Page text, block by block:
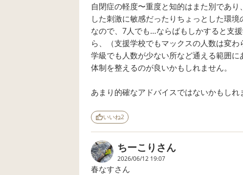
今後の接し方につい
てご教授頂ける幸い
です。
自閉症の軽度〜重度と知的はまた別であ
した刺激に敏感だったりちょっとした環境
なので、7人でも…ならばもしかすると支
ら、（支援学校でもマックスの人数は変
学級でも人数が少ない所など通える範囲
体制を整えるのが良いかもしれません。
あまり的確なアドバイスではないかもしれ
いいね2
ちーこり さん
2026/06/12 19:07
春なすさん